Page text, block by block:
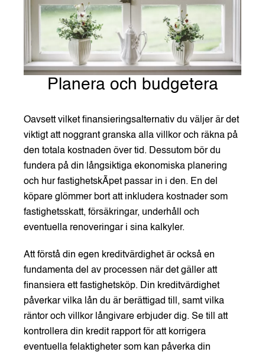
Planera och budgetera
Oavsett vilket finansieringsalternativ du väljer är det
viktigt att noggrant granska alla villkor och räkna på
den totala kostnaden över tid. Dessutom bör du
fundera på din långsiktiga ekonomiska planering
och hur fastighetskÃpet passar in i den. En del
köpare glömmer bort att inkludera kostnader som
fastighetsskatt, försäkringar, underhåll och
eventuella renoveringar i sina kalkyler.
Att förstå din egen kreditvärdighet är också en
fundamenta del av processen när det gäller att
finansiera ett fastighetsköp. Din kreditvärdighet
påverkar vilka lån du är berättigad till, samt vilka
räntor och villkor långivare erbjuder dig. Se till att
kontrollera din kredit rapport för att korrigera
eventuella felaktigheter som kan påverka din